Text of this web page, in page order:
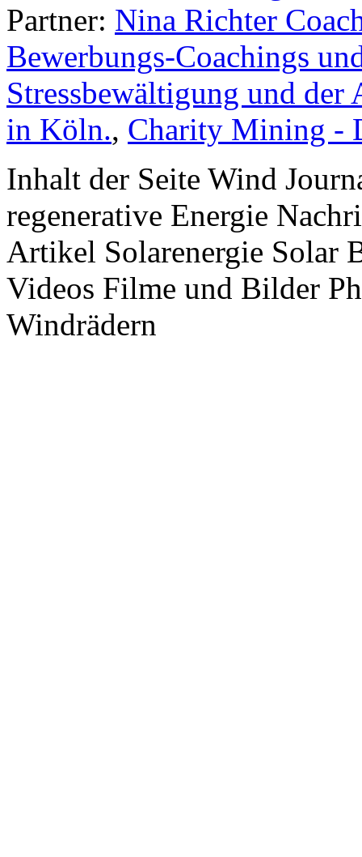
Partner: Nina Richter
Bewerbungs-Coachings
Stressbewältigung und
in Köln., Charity Mining -
Inhalt der Seite Wind
regenerative Energie
Artikel Solarenergie Solar
Videos Filme und Bilder
Windrädern